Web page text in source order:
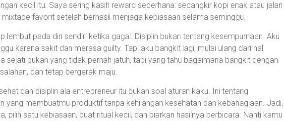
kecil itu. Saya sering kasih reward sederhana: secangkir kopi enak atau jalan
favorit setelah berhasil menjaga kebiasaan selama seminggu.
lembut pada diri sendiri ketika gagal. Disiplin bukan tentang kesempurnaan. Aku
karena sakit dan merasa guilty. Tapi aku bangkit lagi, mulai ulang dari hal
sejati bukan yang tidak pernah jatuh, tapi yang tahu bagaimana bangkit dengan
dan tetap bergerak maju.
dan disiplin ala entrepreneur itu bukan soal aturan kaku. Ini tentang
yang membuatmu produktif tanpa kehilangan kesehatan dan kebahagiaan. Jadi,
pilih satu kebiasaan, buat ritual kecil, dan biarkan hasilnya berbicara. Nanti kamu